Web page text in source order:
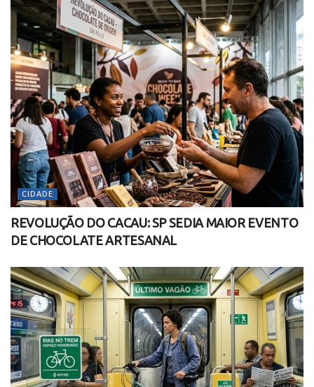
CIDADE
REVOLUÇÃO DO CACAU: SP SEDIA MAIOR EVENTO
DE CHOCOLATE ARTESANAL